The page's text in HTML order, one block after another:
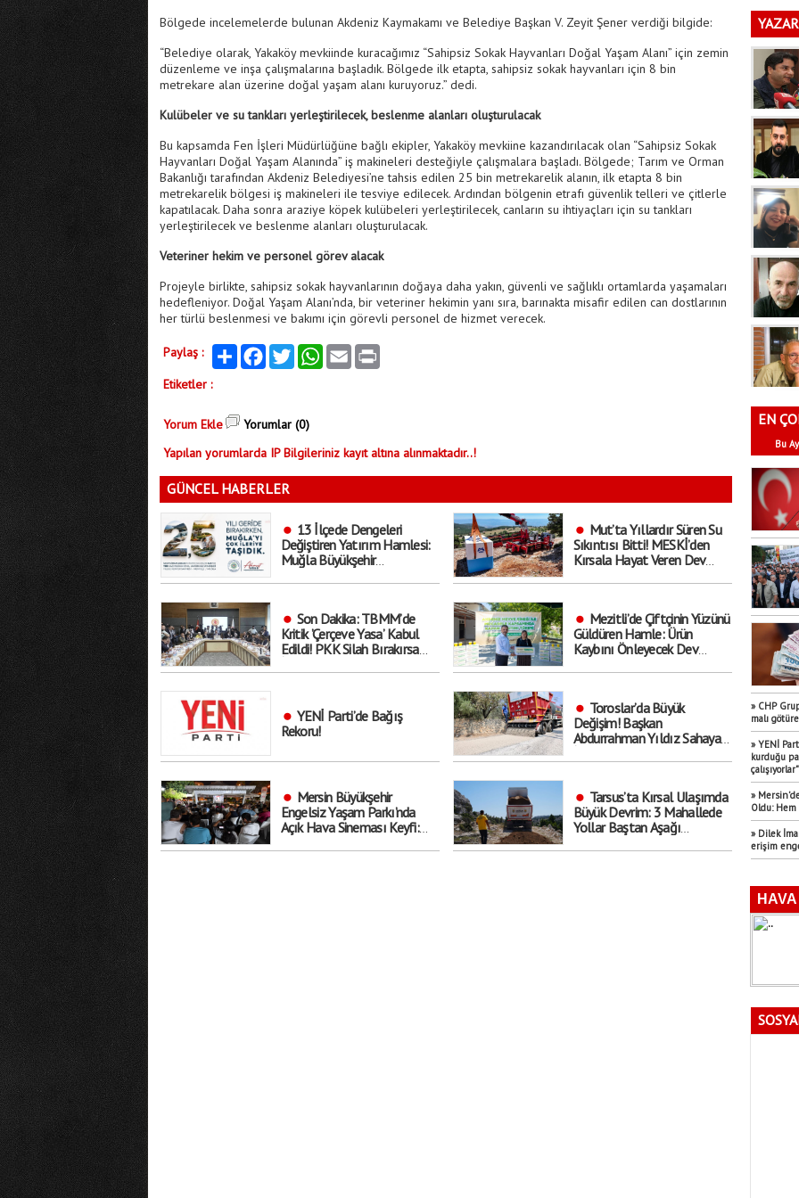
Bölgede incelemelerde bulunan Akdeniz Kaymakamı ve Belediye Başkan V. Zeyit Şener verdiği bilgide:
“Belediye olarak, Yakaköy mevkiinde kuracağımız “Sahipsiz Sokak Hayvanları Doğal Yaşam Alanı” için zemin
düzenleme ve inşa çalışmalarına başladık. Bölgede ilk etapta, sahipsiz sokak hayvanları için 8 bin
metrekare alan üzerine doğal yaşam alanı kuruyoruz.” dedi.
Kulübeler ve su tankları yerleştirilecek, beslenme alanları oluşturulacak
Bu kapsamda Fen İşleri Müdürlüğüne bağlı ekipler, Yakaköy mevkiine kazandırılacak olan “Sahipsiz Sokak
Hayvanları Doğal Yaşam Alanında” iş makineleri desteğiyle çalışmalara başladı. Bölgede; Tarım ve Orman
Bakanlığı tarafından Akdeniz Belediyesi’ne tahsis edilen 25 bin metrekarelik alanın, ilk etapta 8 bin
metrekarelik bölgesi iş makineleri ile tesviye edilecek. Ardından bölgenin etrafı güvenlik telleri ve çitlerle
kapatılacak. Daha sonra araziye köpek kulübeleri yerleştirilecek, canların su ihtiyaçları için su tankları
yerleştirilecek ve beslenme alanları oluşturulacak.
Veteriner hekim ve personel görev alacak
Projeyle birlikte, sahipsiz sokak hayvanlarının doğaya daha yakın, güvenli ve sağlıklı ortamlarda yaşamaları
hedefleniyor. Doğal Yaşam Alanı’nda, bir veteriner hekimin yanı sıra, barınakta misafir edilen can dostlarının
her türlü beslenmesi ve bakımı için görevli personel de hizmet verecek.
Paylaş : Paylaş FacebookTwitter WhatsAppEmail
Etiketler :
Yorum Ekle
Yorumlar (0)
Yapılan yorumlarda IP Bilgileriniz kayıt altına alınmaktadır..!
GÜNCEL HABERLER
13 İlçede Dengeleri
Değiştiren Yatırım Hamlesi:
Muğla Büyükşehir
Mut’ta Yıllardır Süren Su
Sıkıntısı Bitti! MESKİ’den
Kırsala Hayat Veren Dev
Son Dakika: TBMM’de
Kritik ’Çerçeve Yasa’ Kabul
Edildi! PKK Silah Bırakırsa
Mezitli’de Çiftçinin Yüzünü
Güldüren Hamle: Ürün
Kaybını Önleyecek Dev
YENİ Parti’de Bağış
Rekoru!
Toroslar’da Büyük
Değişim! Başkan
Abdurrahman Yıldız Sahaya
Mersin Büyükşehir
Engelsiz Yaşam Parkı’nda
Açık Hava Sineması Keyfi:
Tarsus’ta Kırsal Ulaşımda
Büyük Devrim: 3 Mahallede
Yollar Baştan Aşağı
EN
Bu Ay
» CHP
malı
» YENİ
kurduğu
çalışıyorlar"
»
Oldu:
» Dilek
erişim